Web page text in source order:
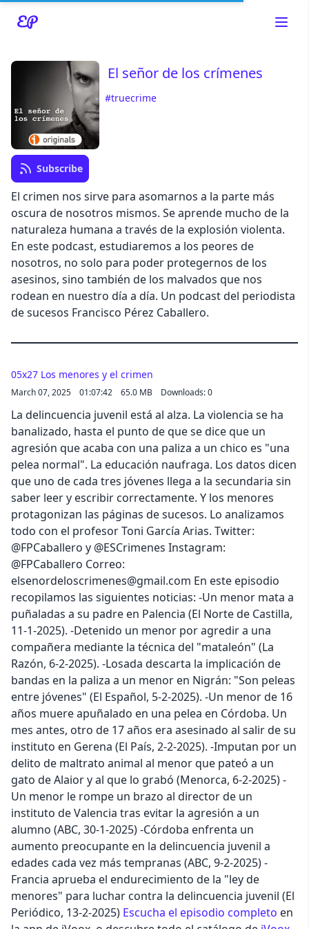
Read about our content policies
El señor de los crímenes
#truecrime
Subscribe
El crimen nos sirve para asomarnos a la parte más
oscura de nosotros mismos. Se aprende mucho de la
naturaleza humana a través de la explosión violenta.
En este podcast, estudiaremos a los peores de
nosotros, no solo para poder protegernos de los
asesinos, sino también de los malvados que nos
rodean en nuestro día a día. Un podcast del periodista
de sucesos Francisco Pérez Caballero.
Cancel
05x27 Los menores y el crimen
March 07, 2025 01:07:42 65.0 MB Downloads: 0
La delincuencia juvenil está al alza. La violencia se ha
banalizado, hasta el punto de que se dice que un
agresión que acaba con una paliza a un chico es "una
pelea normal". La educación naufraga. Los datos dicen
que uno de cada tres jóvenes llega a la secundaria sin
saber leer y escribir correctamente. Y los menores
protagonizan las páginas de sucesos. Lo analizamos
todo con el profesor Toni García Arias. Twitter:
@FPCaballero y @ESCrimenes Instagram:
@FPCaballero Correo:
elsenordeloscrimenes@gmail.com En este episodio
recopilamos las siguientes noticias: -Un menor mata a
puñaladas a su padre en Palencia (El Norte de Castilla,
11-1-2025). -Detenido un menor por agredir a una
compañera mediante la técnica del "mataleón" (La
Razón, 6-2-2025). -Losada descarta la implicación de
bandas en la paliza a un menor en Nigrán: "Son peleas
entre jóvenes" (El Español, 5-2-2025). -Un menor de 16
años muere apuñalado en una pelea en Córdoba. Un
mes antes, otro de 17 años era asesinado al salir de su
instituto en Gerena (El País, 2-2-2025). -Imputan por un
delito de maltrato animal al menor que pateó a un
gato de Alaior y al que lo grabó (Menorca, 6-2-2025) -
Un menor le rompe un brazo al director de un
instituto de Valencia tras evitar la agresión a un
alumno (ABC, 30-1-2025) -Córdoba enfrenta un
aumento preocupante en la delincuencia juvenil a
edades cada vez más tempranas (ABC, 9-2-2025) -
Francia aprueba el endurecimiento de la "ley de
menores" para luchar contra la delincuencia juvenil (El
Periódico, 13-2-2025) Escucha el episodio completo en